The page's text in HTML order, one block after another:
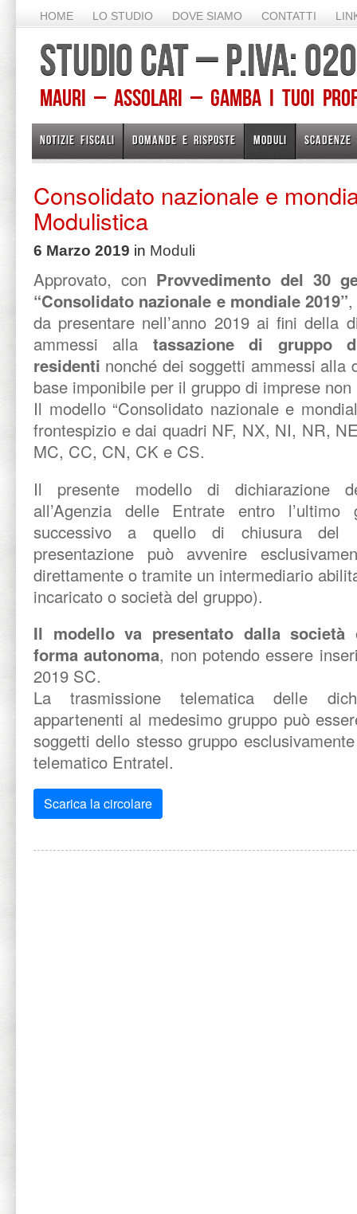
HOME LO STUDIO DOVE SIAMO CONTATTI
STUDIO CAT – P.IVA:
Mauri – Assolari – Gamba I TUOI
NOTIZIE FISCALI DOMANDE E RISPOSTE MODULI SCADENZE
Consolidato nazionale e
Modulistica
6 Marzo 2019 in Moduli
Approvato, con Provvedimento del 30
“Consolidato nazionale e mondiale 2019”
da presentare nell’anno 2019 ai fini della
ammessi alla tassazione di gruppo
residenti nonché dei soggetti ammessi alla
base imponibile per il gruppo di imprese
Il modello “Consolidato nazionale e
frontespizio e dai quadri NF, NX, NI, NR,
MC, CC, CN, CK e CS.
Il presente modello di dichiarazione
all’Agenzia delle Entrate entro
successivo a quello di chiusura del
presentazione può avvenire
direttamente o tramite un intermediario
incaricato o società del gruppo).
Il modello va presentato dalla
forma autonoma, non potendo essere
2019 SC.
La trasmissione telematica delle
appartenenti al medesimo gruppo può
soggetti dello stesso gruppo
telematico Entratel.
Scarica la circolare